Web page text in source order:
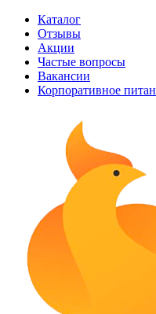
Каталог
Отзывы
Акции
Частые вопросы
Вакансии
Корпоративное